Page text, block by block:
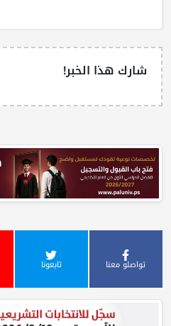
شارك هذا الخبر!
تواصلو معنا تابعونا